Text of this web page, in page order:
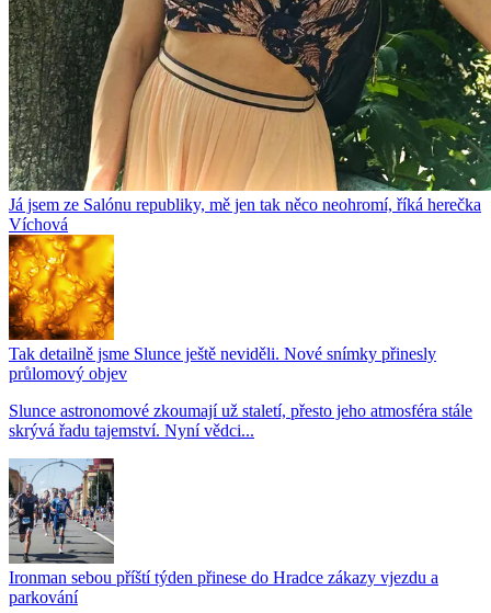
Já jsem ze Salónu republiky, mě jen tak něco neohromí, říká herečka
Víchová
Tak detailně jsme Slunce ještě neviděli. Nové snímky přinesly
průlomový objev
Slunce astronomové zkoumají už staletí, přesto jeho atmosféra stále
skrývá řadu tajemství. Nyní vědci...
Ironman sebou příští týden přinese do Hradce zákazy vjezdu a
parkování